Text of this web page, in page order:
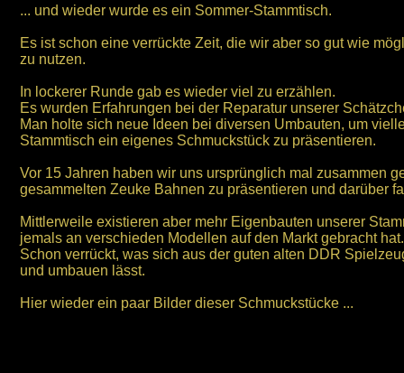
... und wieder wurde es ein Sommer-Stammtisch.
Es ist schon eine verrückte Zeit, die wir aber so gut wie
zu nutzen.
In lockerer Runde gab es wieder viel zu erzählen.
Es wurden Erfahrungen bei der Reparatur unserer
Man holte sich neue Ideen bei diversen Umbauten, um
Stammtisch ein eigenes Schmuckstück zu präsentieren.
Vor 15 Jahren haben wir uns ursprünglich mal zusammen
gesammelten Zeuke Bahnen zu präsentieren und darüber
Mittlerweile existieren aber mehr Eigenbauten unserer
jemals an verschieden Modellen auf den Markt gebracht hat.
Schon verrückt, was sich aus der guten alten DDR
und umbauen lässt.
Hier wieder ein paar Bilder dieser Schmuckstücke ...